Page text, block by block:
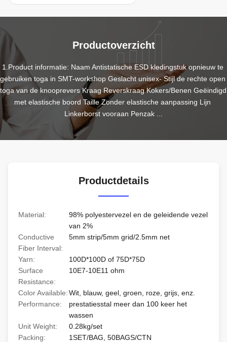
Productoverzicht
1.Product informatie: Naam Antistatische ESD kledingstuk opnieuw te
gebruiken toga in SMT-workshop Geslacht unisex- Stijl de rechte open
toga van de knooprevers Kraag Reverskraag Kokers/Benen Geëindigd
met elastische boord Taille Zonder elastische aanpassing Lijn
Linkerborst vooraan Penzak ...
Productdetails
Material:
98% polyestervezel en de geleidende vezel
van 2%
Conductive
Fiber Interval:
5mm strip/5mm grid/2.5mm net
Yarn:
100D*100D of 75D*75D
Surface
Resistance:
10E7-10E11 ohm
Color Available:Wit, blauw, geel, groen, roze, grijs, enz.
Performance:
prestatiesstal meer dan 100 keer het
wassen
Unit Weight:
0.28kg/set
Packing:
1SET/BAG, 50BAGS/CTN